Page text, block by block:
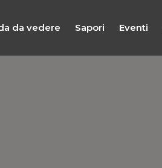
da vedere Sapori Eventi